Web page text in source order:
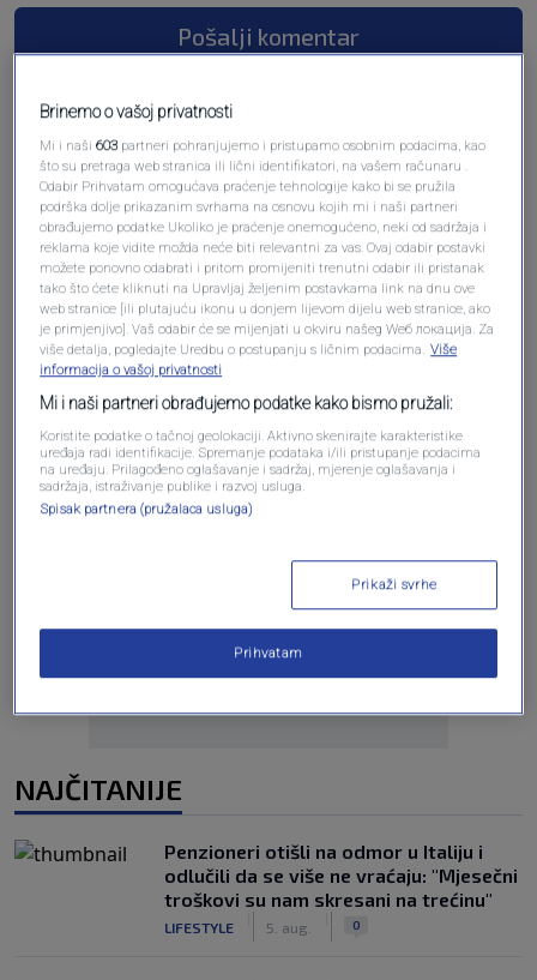
Pošalji komentar
Oglas
NAJČITANIJE
Penzioneri otišli na odmor u Italiju i
odlučili da se više ne vraćaju: "Mjesečni
troškovi su nam skresani na trećinu"
LIFESTYLE 5. aug. 0
Brinemo o vašoj privatnosti
Mi i naši603 partneri pohranjujemo i pristupamo osobnim podacima, kao
što su pretraga web stranica ili lični identifikatori, na vašem računaru .
Odabir Prihvatam omogućava praćenje tehnologije kako bi se pružila
podrška dolje prikazanim svrhama na osnovu kojih mi i naši partneri
obrađujemo podatke Ukoliko je praćenje onemogućeno, neki od sadržaja i
reklama koje vidite možda neće biti relevantni za vas. Ovaj odabir postavki
možete ponovno odabrati i pritom promijeniti trenutni odabir ili pristanak
tako što ćete kliknuti na Upravljaj željenim postavkama link na dnu ove
web stranice [ili plutajuću ikonu u donjem lijevom dijelu web stranice, ako
je primjenjivo]. Vaš odabir će se mijenjati u okviru našeg Wеб локација. Za
više detalja, pogledajte Uredbu o postupanju s ličnim podacima. Više
informacija o vašoj privatnosti
Mi i naši partneri obrađujemo podatke kako bismo pružali:
Koristite podatke o tačnoj geolokaciji. Aktivno skenirajte karakteristike
uređaja radi identifikacije. Spremanje podataka i/ili pristupanje podacima
na uređaju. Prilagođeno oglašavanje i sadržaj, mjerenje oglašavanja i
sadržaja, istraživanje publike i razvoj usluga.
Spisak partnera (pružalaca usluga)
Prikaži svrhe
Prihvatam